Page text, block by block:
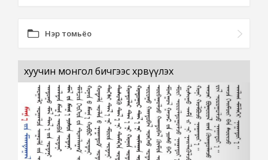
Нэр томьёо
хуучин монгол бичгээс хөрвүүлэх